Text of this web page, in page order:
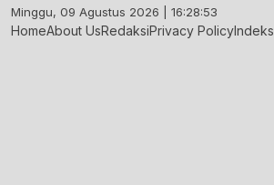
Skip
to
Minggu, 09 Agustus 2026 | 16:28:54
HomeAbout UsRedaksiPrivacy PolicyIndeks